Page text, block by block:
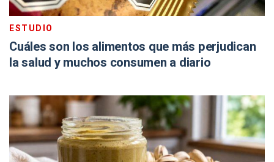
ESTUDIO
Cuáles son los alimentos que más perjudican
la salud y muchos consumen a diario